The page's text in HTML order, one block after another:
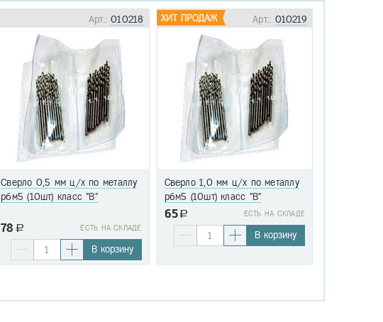
Арт.:010218
Сверло 0,5 мм ц/х по металлу
р6м5 (10шт) класс "В"
78 a EСТЬ НА СКЛАДЕ
В корзину
Арт.: 010219
Сверло 1,0 мм ц/х по металлу
р6м5 (10шт) класс "В"
65a EСТЬ НА СКЛАДЕ
В корзину